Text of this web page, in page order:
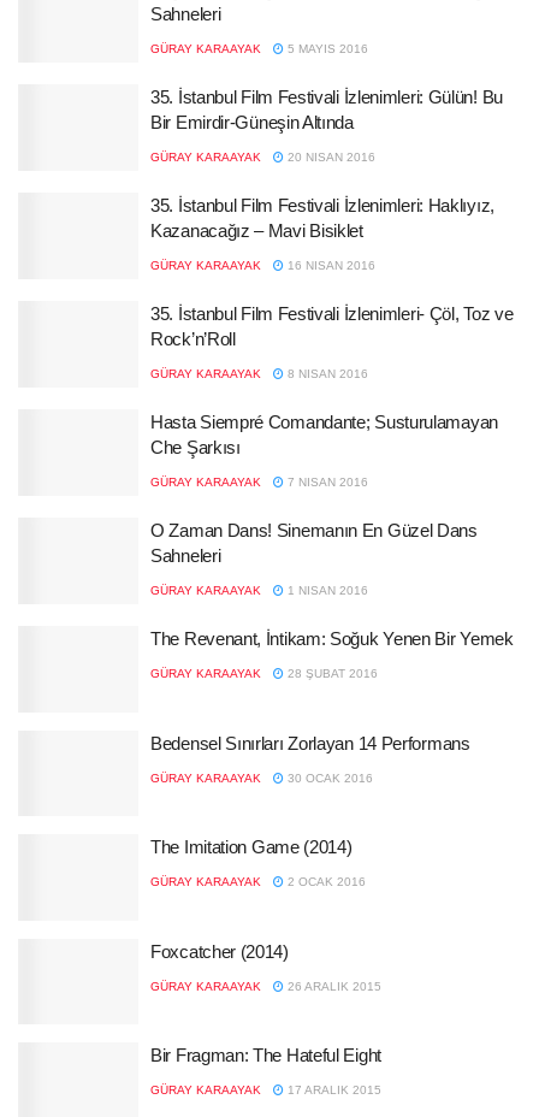
Sahneleri
GÜRAY KARAAYAK 5 MAYIS 2016
35. İstanbul Film Festivali İzlenimleri: Gülün! Bu
Bir Emirdir-Güneşin Altında
GÜRAY KARAAYAK 20 NISAN 2016
35. İstanbul Film Festivali İzlenimleri: Haklıyız,
Kazanacağız – Mavi Bisiklet
GÜRAY KARAAYAK 16 NISAN 2016
35. İstanbul Film Festivali İzlenimleri- Çöl, Toz ve
Rock’n’Roll
GÜRAY KARAAYAK 8 NISAN 2016
Hasta Siempré Comandante; Susturulamayan
Che Şarkısı
GÜRAY KARAAYAK 7 NISAN 2016
O Zaman Dans! Sinemanın En Güzel Dans
Sahneleri
GÜRAY KARAAYAK 1 NISAN 2016
The Revenant, İntikam: Soğuk Yenen Bir Yemek
GÜRAY KARAAYAK 28 ŞUBAT 2016
Bedensel Sınırları Zorlayan 14 Performans
GÜRAY KARAAYAK 30 OCAK 2016
The Imitation Game (2014)
GÜRAY KARAAYAK 2 OCAK 2016
Foxcatcher (2014)
GÜRAY KARAAYAK 26 ARALIK 2015
Bir Fragman: The Hateful Eight
GÜRAY KARAAYAK 17 ARALIK 2015